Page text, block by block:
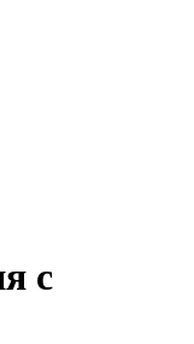
с